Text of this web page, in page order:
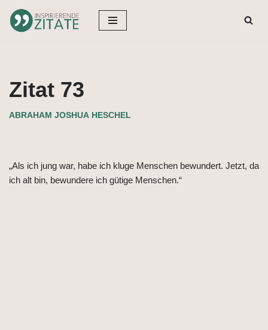
Zum
Zitat 73
ABRAHAM JOSHUA HESCHEL
„Als ich jung war, habe ich kluge Menschen bewundert. Jetzt, da
ich alt bin, bewundere ich gütige Menschen.“